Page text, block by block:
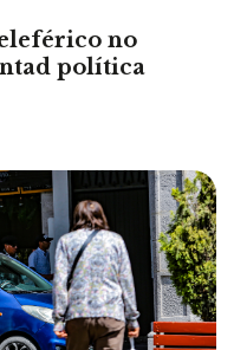
no
política